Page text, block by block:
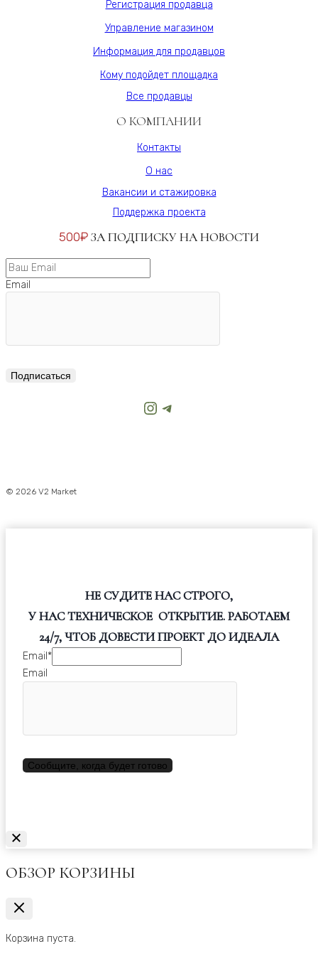
Регистрация продавца
Управление магазином
Информация для продавцов
Кому подойдет площадка
Все продавцы
О КОМПАНИИ
Контакты
О нас
Вакансии и стажировка
Поддержка проекта
500₽ ЗА ПОДПИСКУ НА НОВОСТИ
Email
Подписаться
Instagram
Telegram
© 2026 V2 Market
НЕ СУДИТЕ НАС СТРОГО,
У НАС ТЕХНИЧЕСКОЕ ОТКРЫТИЕ. РАБОТАЕМ
24/7, ЧТОБ ДОВЕСТИ ПРОЕКТ ДО ИДЕАЛА
Email *
Email
Сообщите, когда будет готово
ОБЗОР КОРЗИНЫ
Корзина пуста.